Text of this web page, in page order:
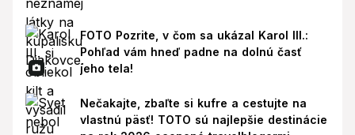
FOTO Pozrite, v čom sa ukázal Karol III.:
Pohľad vám hneď padne na dolnú časť
jeho tela!
Nečakajte, zbaľte si kufre a cestujte na
vlastnú päsť! TOTO sú najlepšie destinácie